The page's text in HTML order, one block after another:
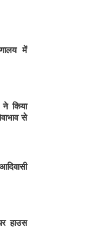
में
ने किया
से
हाउस